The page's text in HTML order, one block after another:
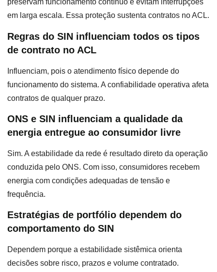
preservam funcionamento contínuo e evitam interrupções
em larga escala. Essa proteção sustenta contratos no ACL.
Regras do SIN influenciam todos os tipos
de contrato no ACL
Influenciam, pois o atendimento físico depende do
funcionamento do sistema. A confiabilidade operativa afeta
contratos de qualquer prazo.
ONS e SIN influenciam a qualidade da
energia entregue ao consumidor livre
Sim. A estabilidade da rede é resultado direto da operação
conduzida pelo ONS. Com isso, consumidores recebem
energia com condições adequadas de tensão e
frequência.
Estratégias de portfólio dependem do
comportamento do SIN
Dependem porque a estabilidade sistêmica orienta
decisões sobre risco, prazos e volume contratado.